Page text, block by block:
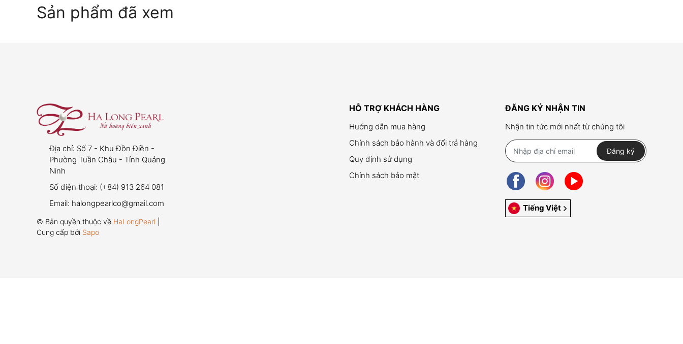
Sản phẩm đã xem
Địa chỉ: Số 7 - Khu Đồn Điền -
Phường Tuần Châu - Tỉnh Quảng
Ninh
Số điện thoại: (+84) 913 264 081
Email: halongpearlco@gmail.com
© Bản quyền thuộc về HaLongPearl
Cung cấp bởi Sapo
HỖ TRỢ KHÁCH HÀNG
Hướng dẫn mua hàng
Chính sách bảo hành và đổi trả hàng
Quy định sử dụng
Chính sách bảo mật
ĐĂNG KÝ NHẬN TIN
Nhận tin tức mới nhất từ chúng tôi
Đăng ký
Tiếng Việt